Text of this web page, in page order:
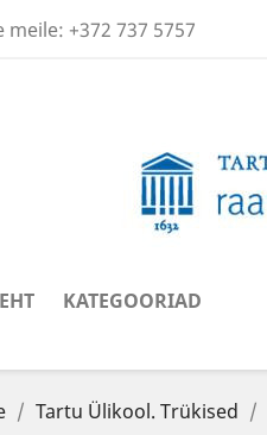
meile: +372 737 5757
KATEGOORIAD
Tartu Ülikool. Trükised